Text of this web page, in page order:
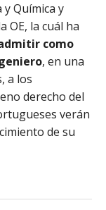
y Química y
OE, la cuál ha
como
, en una
a los
derecho del
verán
de su